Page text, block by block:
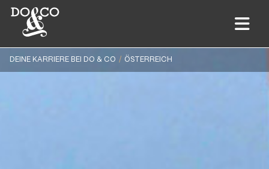
DEINE KARRIERE BEI DO & CO ÖSTERREICH